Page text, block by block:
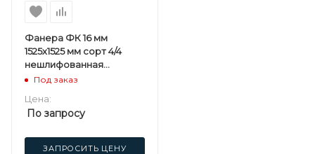
Фанера ФК 16 мм
1525х1525 мм сорт 4/4
нешлифованная
березовая
Под заказ
Цена:
По запросу
ЗАПРОСИТЬ ЦЕНУ